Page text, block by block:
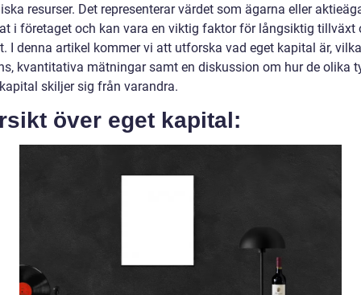
resurser. Det representerar värdet som ägarna eller
i företaget och kan vara en viktig faktor för långsiktig tillväxt
I denna artikel kommer vi att utforska vad eget kapital är,
kvantitativa mätningar samt en diskussion om hur de olika
skiljer sig från varandra.
över eget kapital: